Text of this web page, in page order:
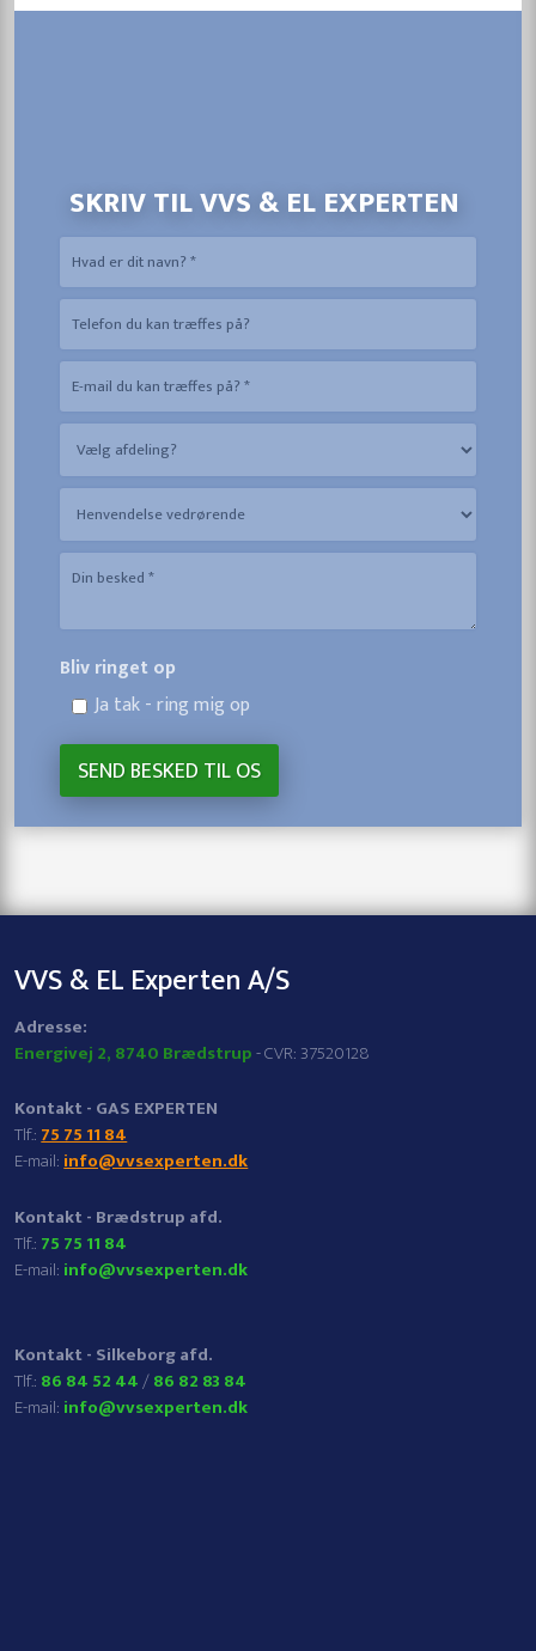
SKRIV TIL VVS & EL EXPERTEN
Bliv ringet op
Ja tak - ring mig op
VVS & EL Experten A/S
​Adresse:
Energivej 2, 8740 Brædstrup- CVR: 37520128
Kontakt - GAS EXPERTEN
​Tlf.:75 75 11 84
E-mail:info@vvsexperten.dk
Kontakt - Brædstrup afd.
​Tlf.: 75 75 11 84
E-mail: info@vvsexperten.dk
Kontakt - Silkeborg afd.
​Tlf.: 86 84 52 44/86 82 83 84
E-mail: info@vvsexperten.dk